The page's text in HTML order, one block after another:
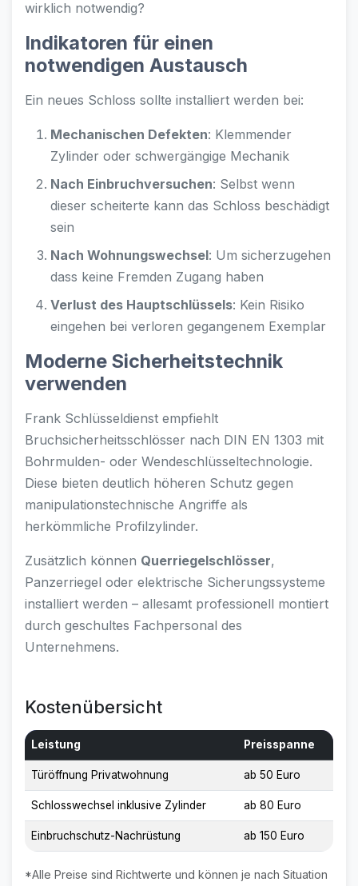
wirklich notwendig?
Indikatoren für einen
notwendigen Austausch
Ein neues Schloss sollte installiert werden bei:
Mechanischen Defekten: Klemmender
Zylinder oder schwergängige Mechanik
Nach Einbruchversuchen: Selbst wenn
dieser scheiterte kann das Schloss beschädigt
sein
Nach Wohnungswechsel: Um sicherzugehen
dass keine Fremden Zugang haben
Verlust des Hauptschlüssels: Kein Risiko
eingehen bei verloren gegangenem Exemplar
Moderne Sicherheitstechnik
verwenden
Frank Schlüsseldienst empfiehlt
Bruchsicherheitsschlösser nach DIN EN 1303 mit
Bohrmulden- oder Wendeschlüsseltechnologie.
Diese bieten deutlich höheren Schutz gegen
manipulationstechnische Angriffe als
herkömmliche Profilzylinder.
Zusätzlich können Querriegelschlösser,
Panzerriegel oder elektrische Sicherungssysteme
installiert werden – allesamt professionell montiert
durch geschultes Fachpersonal des
Unternehmens.
Kostenübersicht
Leistung Preisspanne
Türöffnung Privatwohnung ab 50 Euro
Schlosswechsel inklusive Zylinder ab 80 Euro
Einbruchschutz-Nachrüstung ab 150 Euro
*Alle Preise sind Richtwerte und können je nach Situation